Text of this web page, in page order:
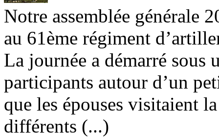
Notre assemblée générale
au 61ème régiment
La journée a démarré sous
participants autour d’un
que les épouses visitaient
différents (...)